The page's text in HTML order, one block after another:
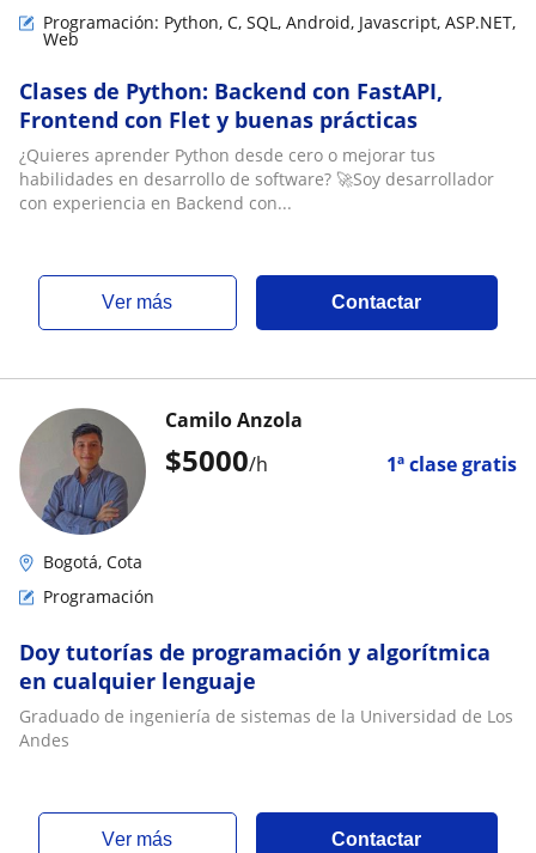
Programación: Python, C, SQL, Android, Javascript, ASP.NET,
Web
Clases de Python: Backend con FastAPI,
Frontend con Flet y buenas prácticas
¿Quieres aprender Python desde cero o mejorar tus
habilidades en desarrollo de software? 🚀Soy desarrollador
con experiencia en Backend con...
ver más Contactar
$5000/h 1ª clase gratis
Camilo Anzola
Bogotá, Cota
Programación
Doy tutorías de programación y algorítmica
en cualquier lenguaje
Graduado de ingeniería de sistemas de la Universidad de Los
Andes
ver más Contactar